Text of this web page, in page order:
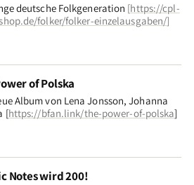
deutsche Folkgeneration [https://cpl-
folker/folker-einzelausgaben/]
of Polska
Album von Lena Jonsson, Johanna
[https://bfan.link/the-power-of-polska]
Notes wird 200!